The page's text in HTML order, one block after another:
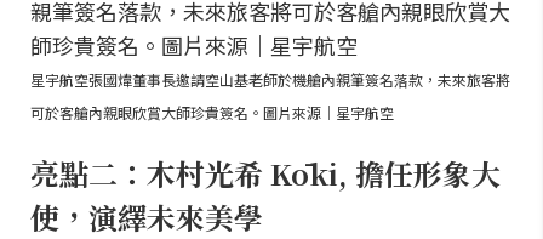
星宇航空張國煒董事長邀請空山基老師於機艙內親筆簽名落款，未來旅客將
可於客艙內親眼欣賞大師珍貴簽名。圖片來源｜星宇航空
亮點二：木村光希 Kōki, 擔任形象大
使，演繹未來美學